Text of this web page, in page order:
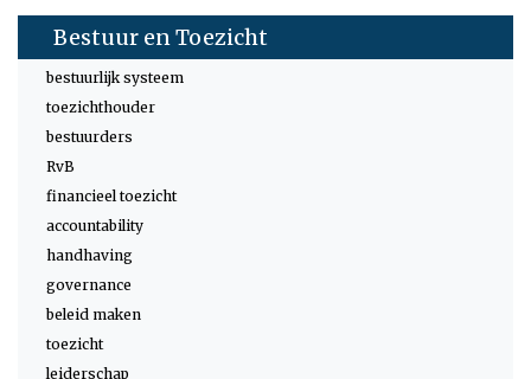
Bestuur en Toezicht
bestuurlijk systeem
toezichthouder
bestuurders
RvB
financieel toezicht
accountability
handhaving
governance
beleid maken
toezicht
leiderschap